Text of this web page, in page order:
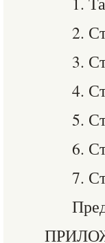
2.
3.
4.
5.
6.
7.